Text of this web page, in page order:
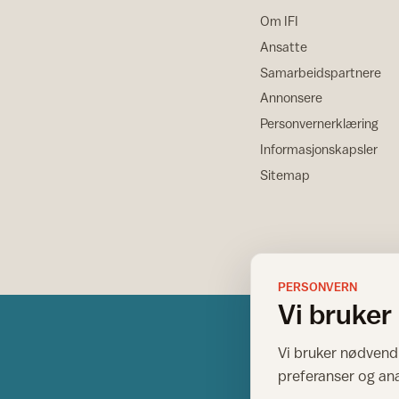
Om IFI
Ansatte
Samarbeidspartnere
Annonsere
Personvernerklæring
Informasjonskapsler
Sitemap
PERSONVERN
Vi
Vi bruker
preferanser og